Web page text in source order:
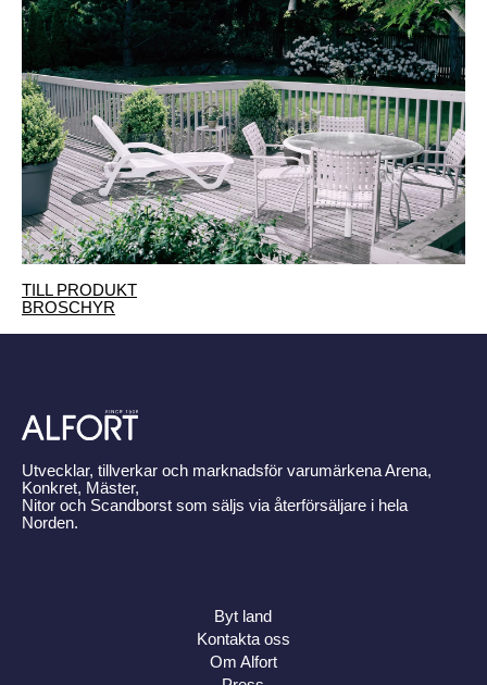
TILL PRODUKT
BROSCHYR
Utvecklar, tillverkar och marknadsför varumärkena Arena,
Konkret, Mäster,
Nitor och Scandborst som säljs via återförsäljare i hela
Norden.
Byt land
Kontakta oss
Om Alfort